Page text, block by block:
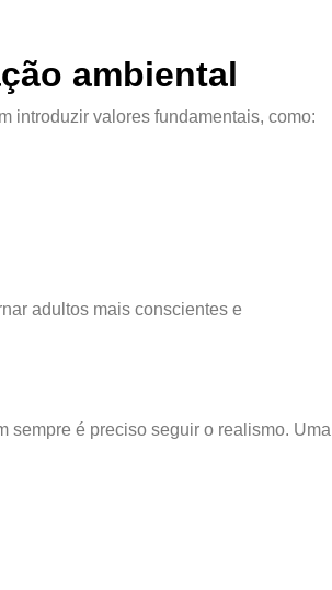
ambiental
introduzir valores fundamentais, como:
adultos mais conscientes e
sempre é preciso seguir o realismo. Uma